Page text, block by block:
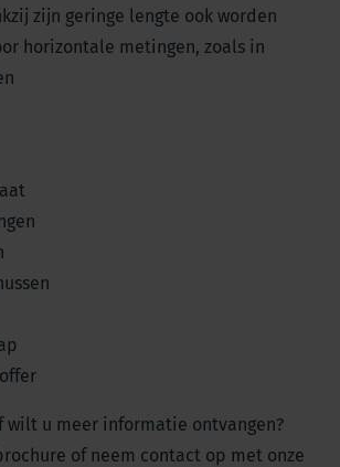
zijn geringe lengte ook worden
horizontale metingen, zoals in
wilt u meer informatie ontvangen?
of neem contact op met onze